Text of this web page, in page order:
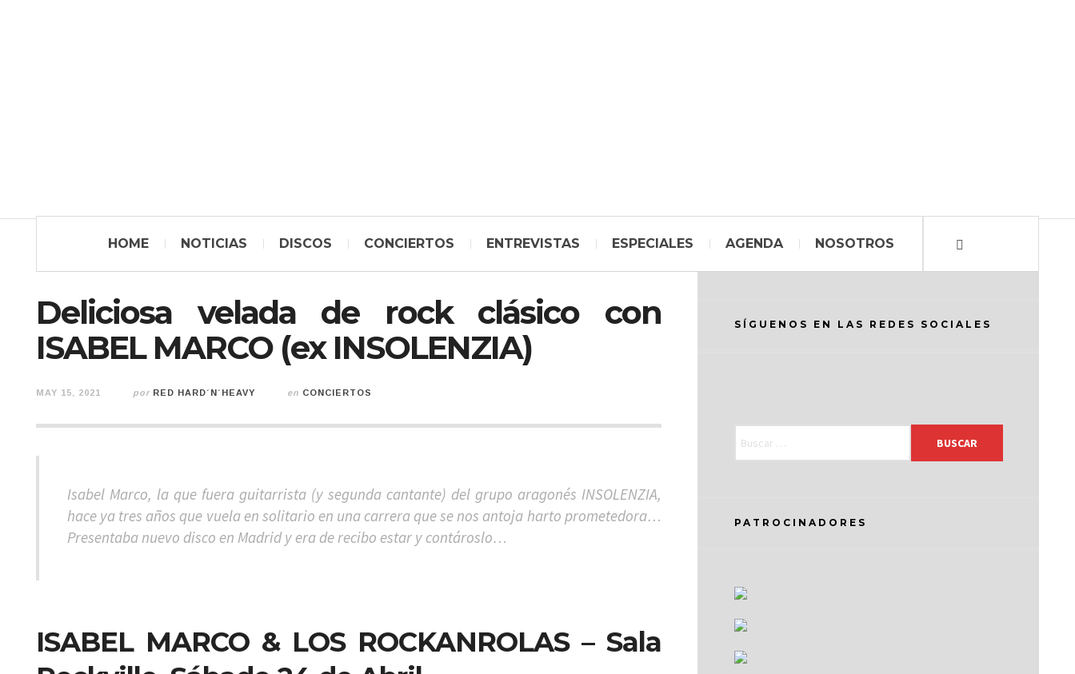
HOME NOTICIAS DISCOS CONCIERTOS ENTREVISTAS ESPECIALES AGENDA NOSOTROS
Deliciosa velada de rock clásico con
ISABEL MARCO (ex INSOLENZIA)
MAY 15, 2021 por RED HARD´N´HEAVY en CONCIERTOS
Isabel Marco, la que fuera guitarrista (y segunda cantante) del grupo aragonés INSOLENZIA,
hace ya tres años que vuela en solitario en una carrera que se nos antoja harto prometedora…
Presentaba nuevo disco en Madrid y era de recibo estar y contároslo…
ISABEL MARCO & LOS ROCKANROLAS – Sala
SÍGUENOS EN LAS REDES SOCIALES
PATROCINADORES